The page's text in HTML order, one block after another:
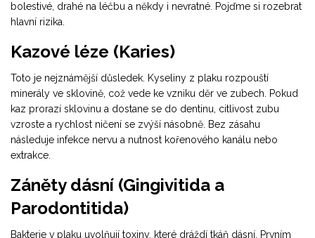
bolestivé, drahé na léčbu a někdy i nevratné. Pojďme si rozebrat
hlavní rizika.
Kazové léze (Karies)
Toto je nejznámější důsledek. Kyseliny z plaku rozpouští
minerály ve sklovině, což vede ke vzniku děr ve zubech. Pokud
kaz prorazí sklovinu a dostane se do dentinu, citlivost zubu
vzroste a rychlost ničení se zvýší násobně. Bez zásahu
následuje infekce nervu a nutnost kořenového kanálu nebo
extrakce.
Záněty dásní (Gingivitida a
Parodontitida)
Bakterie v plaku uvolňují toxiny, které dráždí tkáň dásní. Prvním